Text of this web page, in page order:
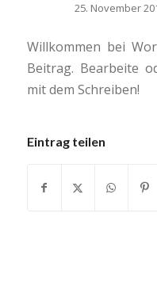
25. November
Willkommen bei
Beitrag. Bearbeite
mit dem Schreiben!
Eintrag teilen